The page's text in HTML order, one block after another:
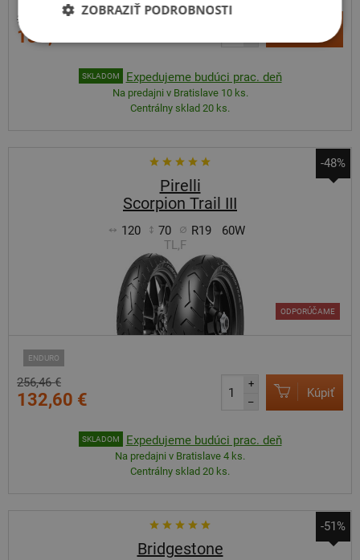
238,62 €
133,00 €
SKLADOM Expedujeme budúci prac. deň
Na predajni v Bratislave 10 ks.
Centrálny sklad 20 ks.
-48%
Pirelli
Scorpion Trail III
120 70 R19
60W
TL,F
ENDURO
ODPORÚČAME
256,46 €
132,60 €
+
–
Kúpiť
SKLADOM Expedujeme budúci prac. deň
Na predajni v Bratislave 4 ks.
Centrálny sklad 20 ks.
-51%
Bridgestone
ZOBRAZIŤ PODROBNOSTI